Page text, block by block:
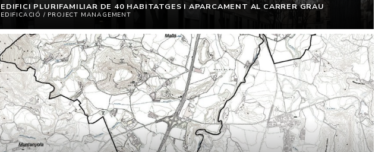
EDIFICI PLURIFAMILIAR DE 40 HABITATGES I APARCAMENT AL CARRER GRAU
EDIFICACIÓ / PROJECT MANAGEMENT